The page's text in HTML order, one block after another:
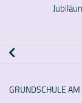
GRUNDSCHULE AM